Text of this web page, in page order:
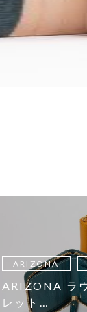
ARIZONA
ARIZONA ラ
レット…